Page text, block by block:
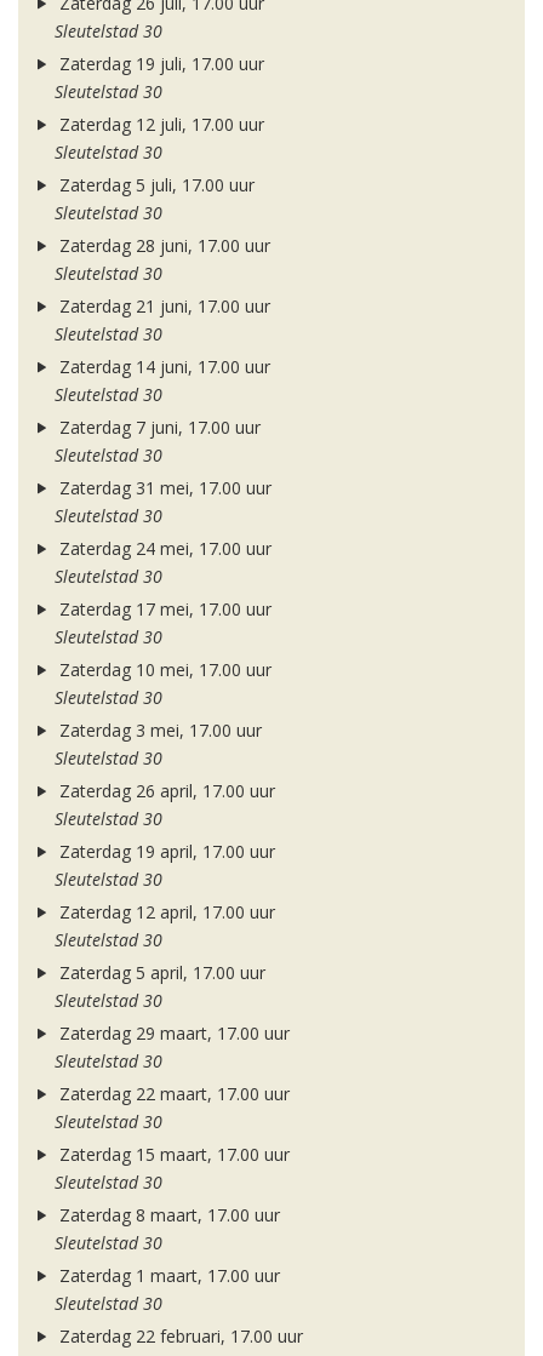
Sleutelstad 30
Zaterdag 19 juli, 17.00 uur
Sleutelstad 30
Zaterdag 12 juli, 17.00 uur
Sleutelstad 30
Zaterdag 5 juli, 17.00 uur
Sleutelstad 30
Zaterdag 28 juni, 17.00 uur
Sleutelstad 30
Zaterdag 21 juni, 17.00 uur
Sleutelstad 30
Zaterdag 14 juni, 17.00 uur
Sleutelstad 30
Zaterdag 7 juni, 17.00 uur
Sleutelstad 30
Zaterdag 31 mei, 17.00 uur
Sleutelstad 30
Zaterdag 24 mei, 17.00 uur
Sleutelstad 30
Zaterdag 17 mei, 17.00 uur
Sleutelstad 30
Zaterdag 10 mei, 17.00 uur
Sleutelstad 30
Zaterdag 3 mei, 17.00 uur
Sleutelstad 30
Zaterdag 26 april, 17.00 uur
Sleutelstad 30
Zaterdag 19 april, 17.00 uur
Sleutelstad 30
Zaterdag 12 april, 17.00 uur
Sleutelstad 30
Zaterdag 5 april, 17.00 uur
Sleutelstad 30
Zaterdag 29 maart, 17.00 uur
Sleutelstad 30
Zaterdag 22 maart, 17.00 uur
Sleutelstad 30
Zaterdag 15 maart, 17.00 uur
Sleutelstad 30
Zaterdag 8 maart, 17.00 uur
Sleutelstad 30
Zaterdag 1 maart, 17.00 uur
Sleutelstad 30
Zaterdag 22 februari, 17.00 uur